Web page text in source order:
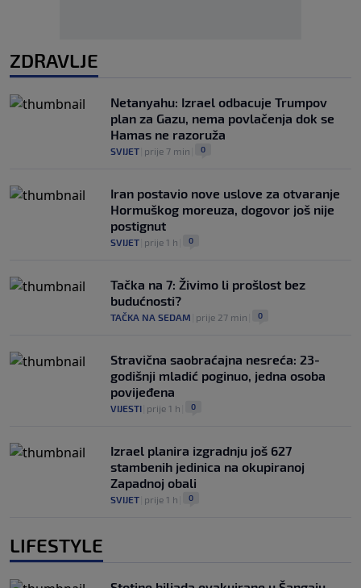
ZDRAVLJE
Netanyahu: Izrael odbacuje Trumpov
plan za Gazu, nema povlačenja dok se
Hamas ne razoruža
SVIJET prije 7 min 0
Iran postavio nove uslove za otvaranje
Hormuškog moreuza, dogovor još nije
postignut
SVIJET prije 1 h 0
Tačka na 7: Živimo li prošlost bez
budućnosti?
TAČKA NA SEDAM prije 27 min 0
Stravična saobraćajna nesreća: 23-
godišnji mladić poginuo, jedna osoba
povijeđena
VIJESTI prije 1 h 0
Izrael planira izgradnju još 627
stambenih jedinica na okupiranoj
Zapadnoj obali
SVIJET prije 1 h 0
LIFESTYLE